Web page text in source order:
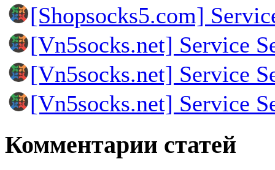
[Shopsocks5.com]
[Vn5socks.net] Service
[Vn5socks.net] Service
[Vn5socks.net] Service
Комментарии статей